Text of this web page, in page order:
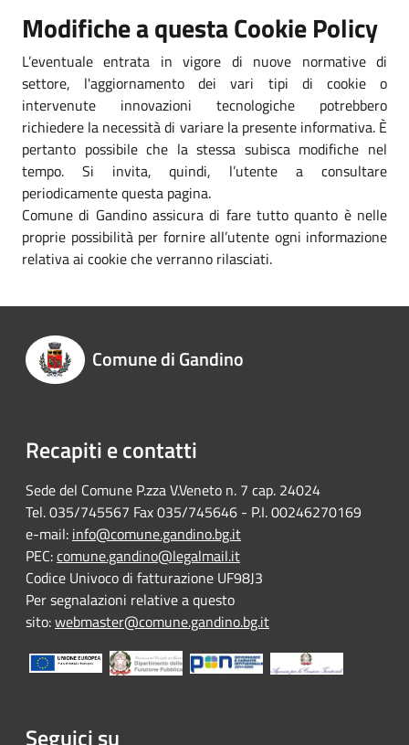
Modifiche a questa Cookie Policy
L’eventuale entrata in vigore di nuove normative di
settore, l'aggiornamento dei vari tipi di cookie o
intervenute innovazioni tecnologiche potrebbero
richiedere la necessità di variare la presente informativa. È
pertanto possibile che la stessa subisca modifiche nel
tempo. Si invita, quindi, l’utente a consultare
periodicamente questa pagina.
Comune di Gandino assicura di fare tutto quanto è nelle
proprie possibilità per fornire all’utente ogni informazione
relativa ai cookie che verranno rilasciati.
Comune di Gandino
Recapiti e contatti
Sede del Comune P.zza V.Veneto n. 7 cap. 24024
Tel. 035/745567 Fax 035/745646 - P.I. 00246270169
e-mail: info@comune.gandino.bg.it
PEC:comune.gandino@legalmail.it
Codice Univoco di fatturazione UF98J3
Per segnalazioni relative a questo
sito:webmaster@comune.gandino.bg.it
Seguici su